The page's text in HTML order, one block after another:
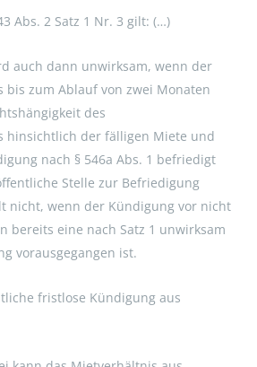
Abs. 2 Satz 1 Nr. 3 gilt: (…)
auch dann unwirksam, wenn der
bis zum Ablauf von zwei Monaten
des
hinsichtlich der fälligen Miete und
nach § 546a Abs. 1 befriedigt
Stelle zur Befriedigung
nicht, wenn der Kündigung vor nicht
bereits eine nach Satz 1 unwirksam
vorausgegangen ist.
fristlose Kündigung aus